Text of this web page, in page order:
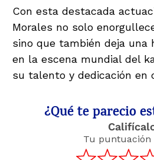
Con esta destacada
Morales no solo
sino que también deja una
en la escena mundial del
su talento y dedicación en
¿Qué te parecio
Tu puntuación